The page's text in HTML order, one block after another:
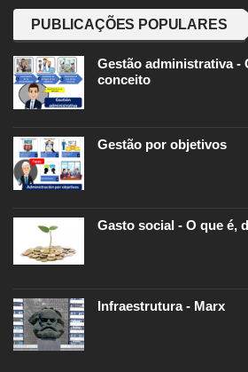
PUBLICAÇÕES POPULARES
Gestão administrativa -
conceito
Gestão por objetivos
Gasto social - O que é,
Infraestrutura - Marx